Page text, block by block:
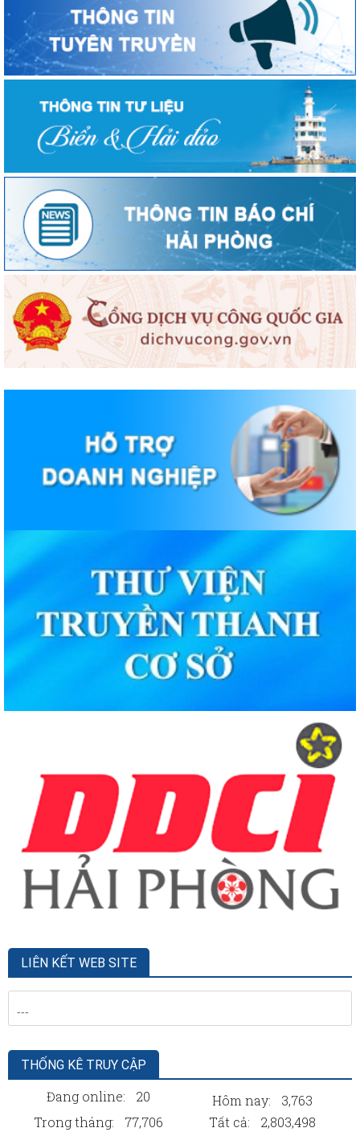
LIÊN KẾT WEB SITE
THỐNG KÊ TRUY CẬP
Đang online: 20 Hôm nay:
3,763
Trong tháng:
77,706 Tất cả: 2,803,498